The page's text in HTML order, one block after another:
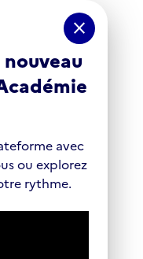
close
avec
ou explorez
rythme.